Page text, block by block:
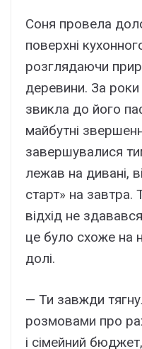
Соня провела
поверхні
розглядаючи
деревини. За
звикла до його
майбутні
завершувалися
лежав на дивані,
старт» на завтра.
відхід не
це було схоже на
долі.
— Ти завжди
розмовами про
і сімейний